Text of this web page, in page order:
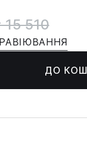
15 510
ДО